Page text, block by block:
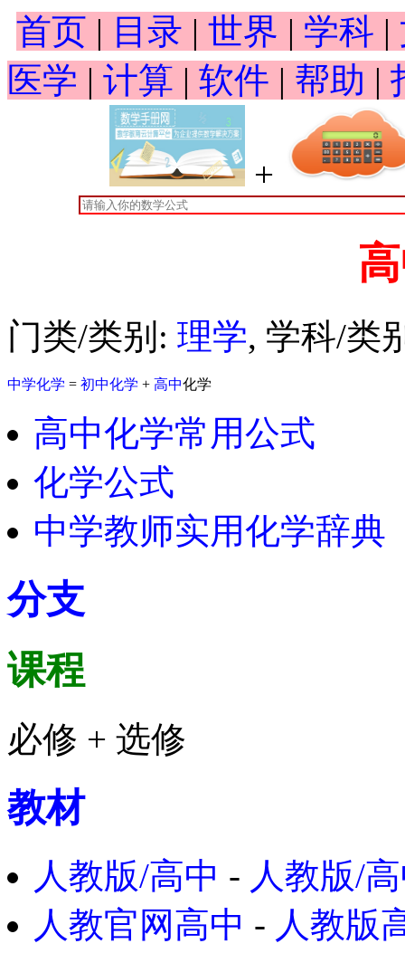
首页 | 目录 | 世界 | 学科 |
医学 | 计算 | 软件 | 帮助 |
+
门类/类别: 理学, 学科/类
中学化学 = 初中化学 + 高中化学
高中化学常用公式
化学公式
中学教师实用化学辞典
分支
课程
必修 + 选修
教材
人教版/高中 - 人教版/
人教官网高中 - 人教版